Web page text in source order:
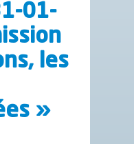
01-
les
»